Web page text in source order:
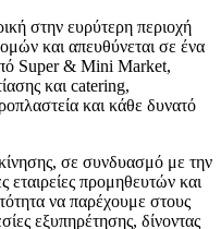
στην ευρύτερη περιοχή
και απευθύνεται σε ένα
Super & Mini Market,
και catering,
και κάθε δυνατό
σε συνδυασμό με την
εταιρείες προμηθευτών και
να παρέχουμε στους
εξυπηρέτησης, δίνοντας